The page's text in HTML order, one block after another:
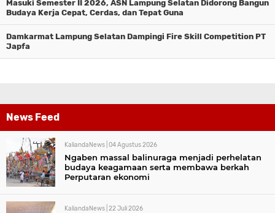
Masuki Semester II 2026, ASN Lampung Selatan Didorong Bangun
Budaya Kerja Cepat, Cerdas, dan Tepat Guna
Damkarmat Lampung Selatan Dampingi Fire Skill Competition PT
Japfa
News Feed
KaliandaNews | 04 Agustus 2026
Ngaben massal balinuraga menjadi perhelatan
budaya keagamaan serta membawa berkah
Perputaran ekonomi
KaliandaNews | 22 Juli 2026